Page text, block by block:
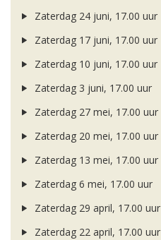
Zaterdag 24 juni, 17.00 uur
Zaterdag 17 juni, 17.00 uur
Zaterdag 10 juni, 17.00 uur
Zaterdag 3 juni, 17.00 uur
Zaterdag 27 mei, 17.00 uur
Zaterdag 20 mei, 17.00 uur
Zaterdag 13 mei, 17.00 uur
Zaterdag 6 mei, 17.00 uur
Zaterdag 29 april, 17.00 uur
Zaterdag 22 april, 17.00 uur